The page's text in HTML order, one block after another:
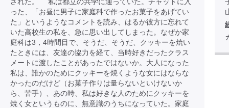
った、「お昼に男子に家庭科で作ったお菓子をあげてい
た」というようなコメントを読み、はるか彼方に忘れて
いた高校生の私を、急に思い出してしまった。なぜか家
庭科は3，4時間目で、そうだ、そうだ、クッキーを焼い
たときには、友達の協力を経て、当時好きだったクラス
メートに渡したことがあったではないか。大人になった
私は、誰かのためにクッキーを焼くような女にはならな
かったのだけど（お菓子作りは量らないといけないか
ら、苦手）、あの時、私は好きな人のためにクッキーを
焼く女というものに、無意識のうちになっていた。家庭